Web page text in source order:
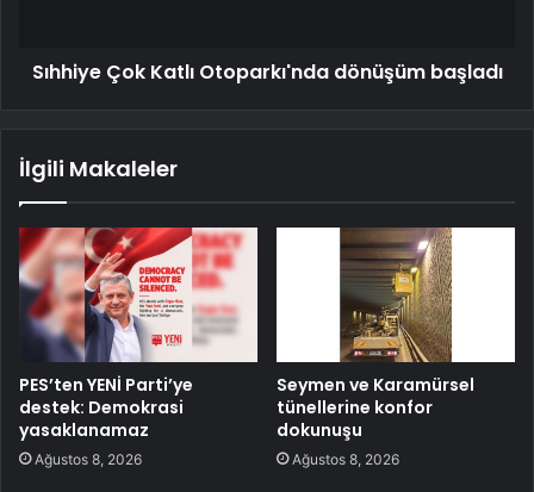
Sıhhiye Çok Katlı Otoparkı'nda dönüşüm başladı
İlgili Makaleler
PES’ten YENİ Parti’ye
destek: Demokrasi
yasaklanamaz
Ağustos 8, 2026
Seymen ve Karamürsel
tünellerine konfor
dokunuşu
Ağustos 8, 2026